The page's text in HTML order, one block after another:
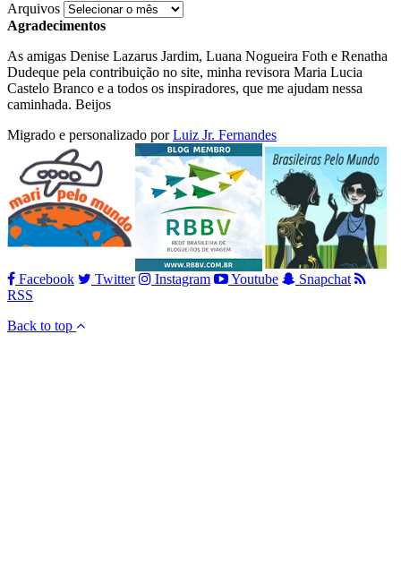
Arquivos
Agradecimentos
As amigas Denise Lazarus Jardim, Luana Nogueira Foth e Renatha
Dudeque pela contribuição no site, minha revisora Maria Lucia
Castelo Branco e a todos os inspiradores, que me ajudam nessa
caminhada. Beijos
Migrado e personalizado porLuiz Jr. Fernandes
Facebook Twitter Instagram Youtube
Snapchat
RSS
Back to top